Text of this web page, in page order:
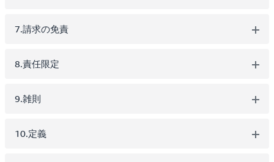
7.請求の免責
8.責任限定
9.雑則
10.定義